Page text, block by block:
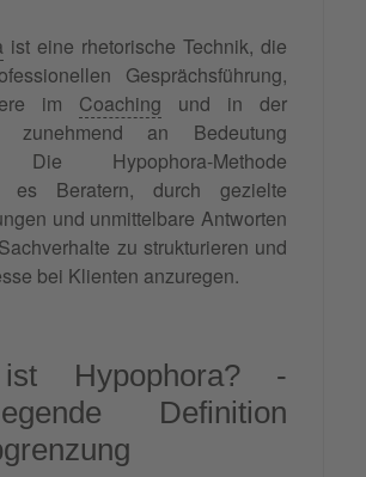
ist eine rhetorische Technik, die
Gesprächsführung,
im Coaching und in der
zunehmend an Bedeutung
Die Hypophora-Methode
es Beratern, durch gezielte
und unmittelbare Antworten
zu strukturieren und
bei Klienten anzuregen.
Hypophora? -
Definition